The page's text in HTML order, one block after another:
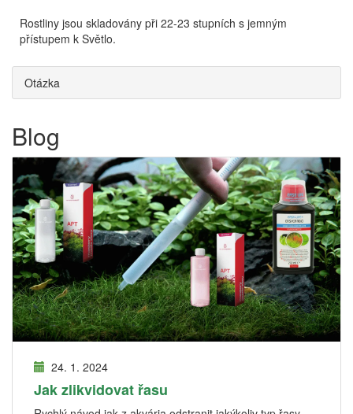
Rostliny jsou skladovány při 22-23 stupních s jemným
přístupem k Světlo.
Otázka
Blog
24. 1. 2024
Jak zlikvidovat řasu